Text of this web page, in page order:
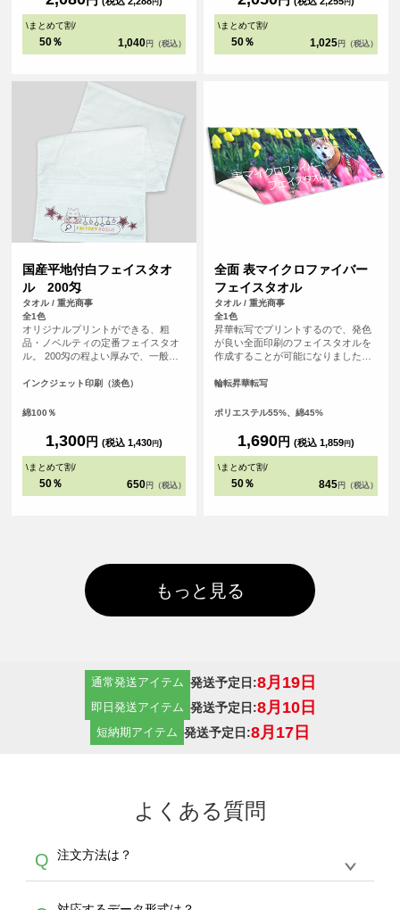
円
\まとめて割/
50％ 1,040 円（税込）
る可能性がございます。全面にデザ
インを配置したい方は塗り足し範囲
ております。<br> ※必ずプリントし
円
\まとめて割/
50％ 1,025 円（税込）
国産平地付白フェイスタオ
ル 200匁
タオル / 重光商事
全1色
オリジナルプリントができる、粗
品・ノベルティの定番フェイスタオ
ル。 200匁の程よい厚みで、一般的
して最も広く使われている「標準的
やすく、配布用・業務用のどちらに
や文字が映え、フルカラーインクジ
ェット印刷により、グラデーション
や写真、細かなデザインも再現性の
インクジェット印刷（淡色）
綿100％
1,300円 (税込 1,430円)
\まとめて割/
50％ 650 円（税込）
全面 表マイクロファイバー
フェイスタオル
タオル / 重光商事
全1色
昇華転写でプリントするので、発色
が良い全面印刷のフェイスタオルを
作成することが可能になりました！
ル生地、裏面は吸水性のあるコット
性を兼ね備えたアイテムです。 チー
ーグッズ、スポーツイベントの販促
品としてもおすすめです。
輪転昇華転写
ポリエステル55%、綿45%
1,690円 (税込 1,859円)
\まとめて割/
50％ 845 円（税込）
もっと見る
通常発送アイテム 発送予定日:8月19日
即日発送アイテム 発送予定日:8月10日
短納期アイテム 発送予定日:8月17日
よくある質問
Q 注文方法は？